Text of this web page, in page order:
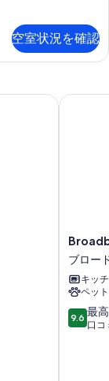
空室状況を確認
Tropical
Gem
with
Lux
features
ブ
ブロー
キッ
ペッ
10
段
9.6 最
口コ